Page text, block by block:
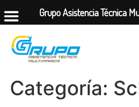
Categoría:
Grupo Asistencia Técnica